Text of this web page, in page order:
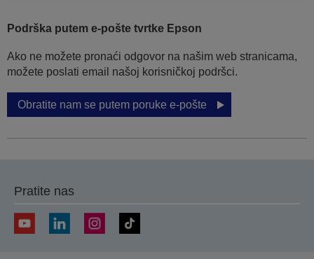
Podrška putem e-pošte tvrtke Epson
Ako ne možete pronaći odgovor na našim web stranicama,
možete poslati email našoj korisničkoj podršci.
Obratite nam se putem poruke e-pošte
Pratite nas